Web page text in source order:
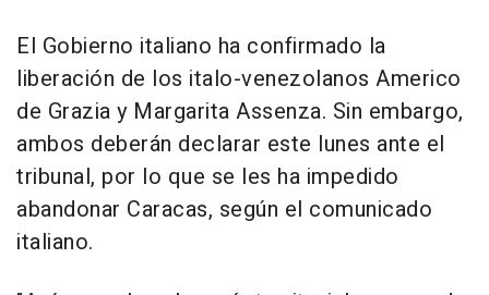
El Gobierno italiano ha confirmado la
liberación de los italo-venezolanos Americo
de Grazia y Margarita Assenza. Sin embargo,
ambos deberán declarar este lunes ante el
tribunal, por lo que se les ha impedido
abandonar Caracas, según el comunicado
italiano.